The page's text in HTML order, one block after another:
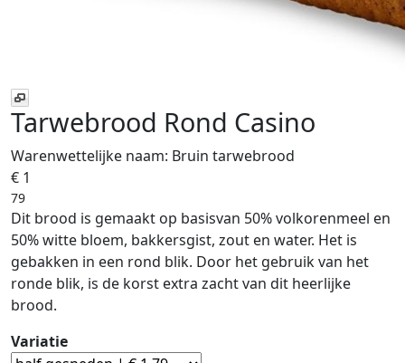
Tarwebrood Rond Casino
Warenwettelijke naam: Bruin tarwebrood
€ 1
79
Dit brood is gemaakt op basisvan 50% volkorenmeel en
50% witte bloem, bakkersgist, zout en water. Het is
gebakken in een rond blik. Door het gebruik van het
ronde blik, is de korst extra zacht van dit heerlijke
brood.
Variatie